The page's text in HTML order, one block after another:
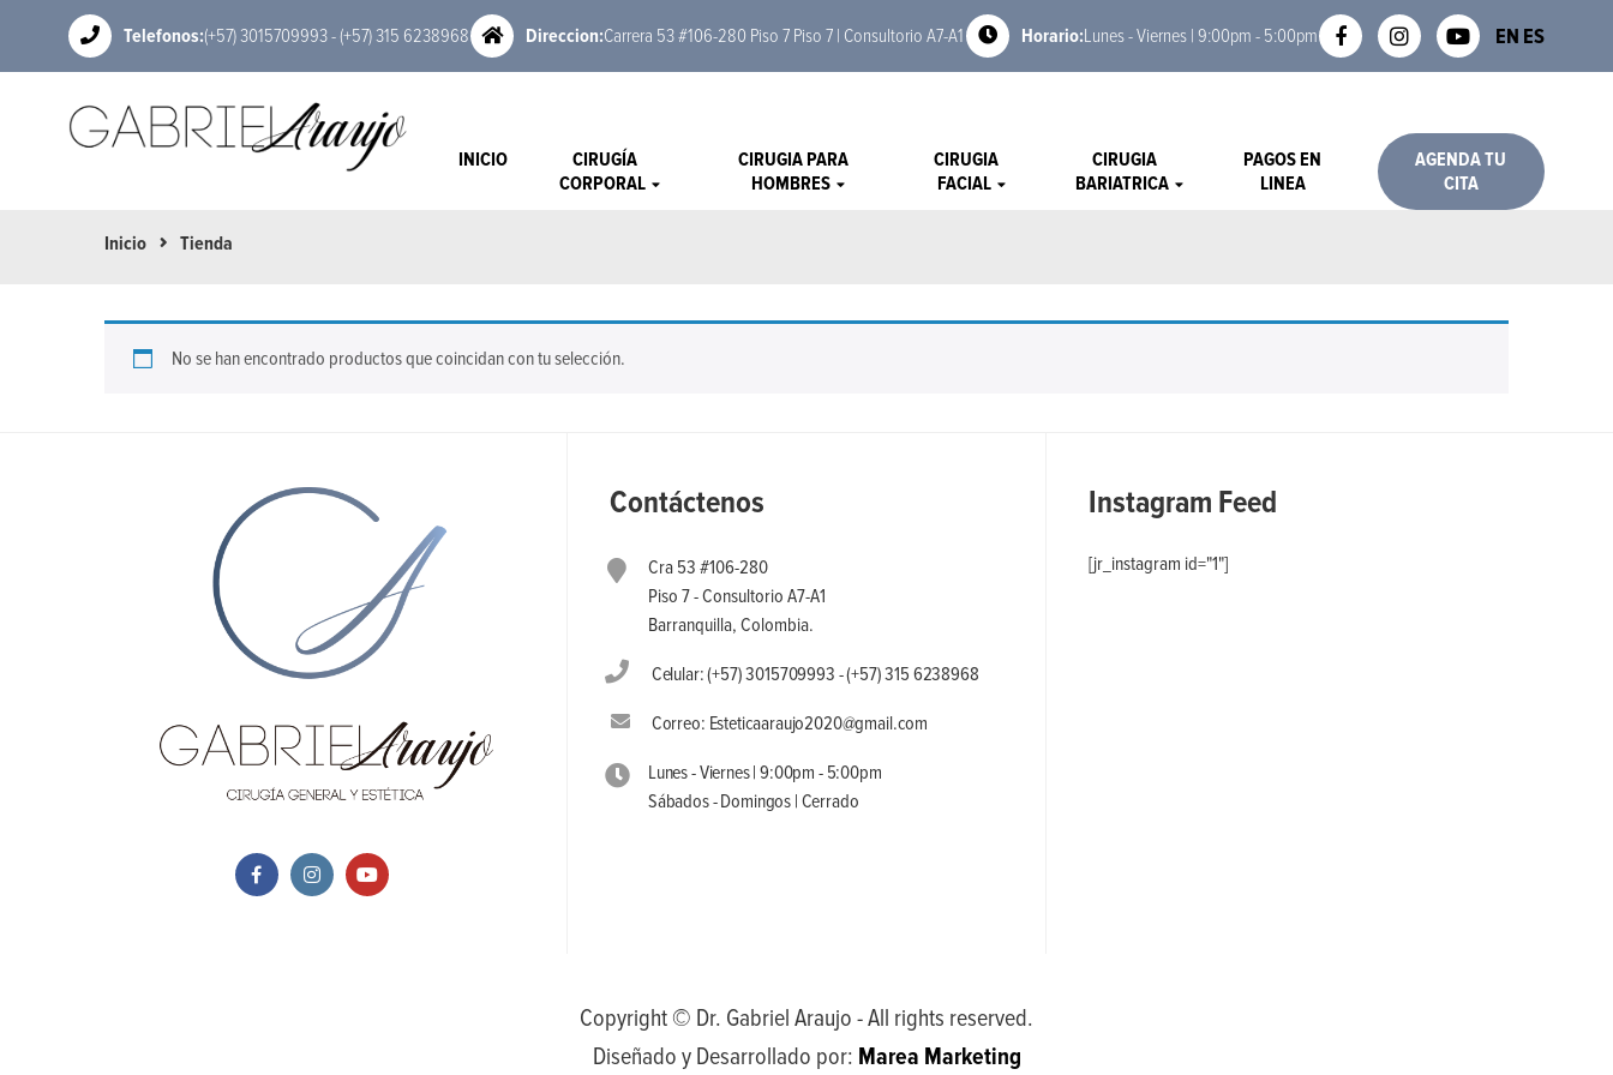
Telefonos:(+57) 3015709993 - (+57) 315 6238968 Direccion:Carrera 53 #106-280 Piso 7 Piso 7 | Consultorio A7-A1 Horario:Lunes - Viernes | 9:00pm - 5:00pm EN ES
INICIO
CIRUGÍA
CORPORAL
CIRUGIA PARA
HOMBRES
CIRUGIA
FACIAL
CIRUGIA
BARIATRICA
PAGOS EN
LINEA
AGENDA TU
CITA
Inicio Tienda
No se han encontrado productos que coincidan con tu selección.
Contáctenos
Cra 53 #106-280
Piso 7 - Consultorio A7-A1
Barranquilla, Colombia.
Celular: (+57) 3015709993 - (+57) 315 6238968
Correo: Esteticaaraujo2020@gmail.com
Lunes - Viernes | 9:00pm - 5:00pm
Sábados - Domingos | Cerrado
Instagram Feed
[jr_instagram id="1"]
Copyright © Dr. Gabriel Araujo - All rights reserved.
Diseñado y Desarrollado por: Marea Marketing